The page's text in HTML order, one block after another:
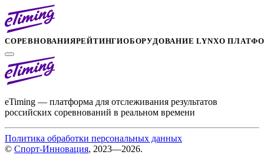
СОРЕВНОВАНИЯРЕЙТИНГИОБОРУДОВАНИЕ LYNXО
eTiming — платформа для отслеживания результатов
российских соревнований в реальном времени
Политика обработки персональных данных
© Спорт-Инновация, 2023—2026.